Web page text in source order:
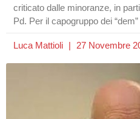
criticato dalle minoranze, in
Pd. Per il capogruppo dei
Luca Mattioli 27 Novembre